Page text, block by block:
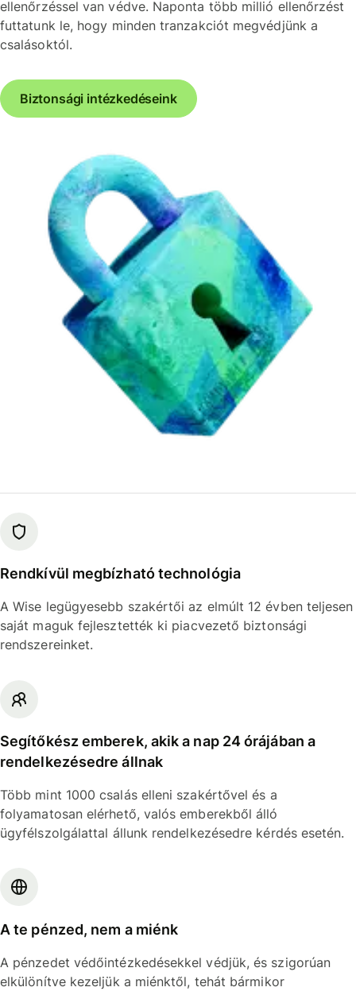
ellenőrzéssel van védve. Naponta több millió ellenőrzést
futtatunk le, hogy minden tranzakciót megvédjünk a
csalásoktól.
Biztonsági intézkedéseink
Rendkívül megbízható technológia
A Wise legügyesebb szakértői az elmúlt 12 évben teljesen
saját maguk fejlesztették ki piacvezető biztonsági
rendszereinket.
Segítőkész emberek, akik a nap 24 órájában a
rendelkezésedre állnak
Több mint 1000 csalás elleni szakértővel és a
folyamatosan elérhető, valós emberekből álló
ügyfélszolgálattal állunk rendelkezésedre kérdés esetén.
A te pénzed, nem a miénk
A pénzedet védőintézkedésekkel védjük, és szigorúan
elkülönítve kezeljük a miénktől, tehát bármikor